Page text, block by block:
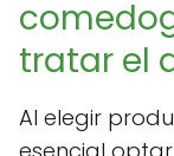
tratar el
Al elegir